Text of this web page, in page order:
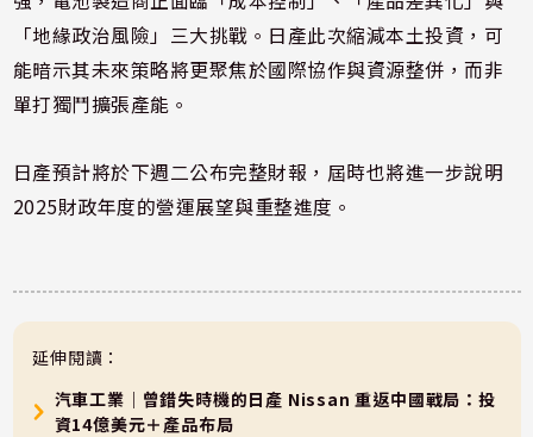
「地緣政治風險」三大挑戰。日產此次縮減本土投資，可
能暗示其未來策略將更聚焦於國際協作與資源整併，而非
單打獨鬥擴張產能。
日產預計將於下週二公布完整財報，屆時也將進一步說明
2025財政年度的營運展望與重整進度。
延伸閱讀：
汽車工業｜曾錯失時機的日產 Nissan 重返中國戰局：投
資14億美元＋產品布局